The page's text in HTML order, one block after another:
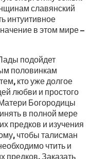
славянский
интуитивное
в этом мире –
подойдет
половинкам
кто уже долгое
любви и простого
Богородицы
в полной мере
предков и изучения
чтобы талисман
чтить и
предков. Заказать